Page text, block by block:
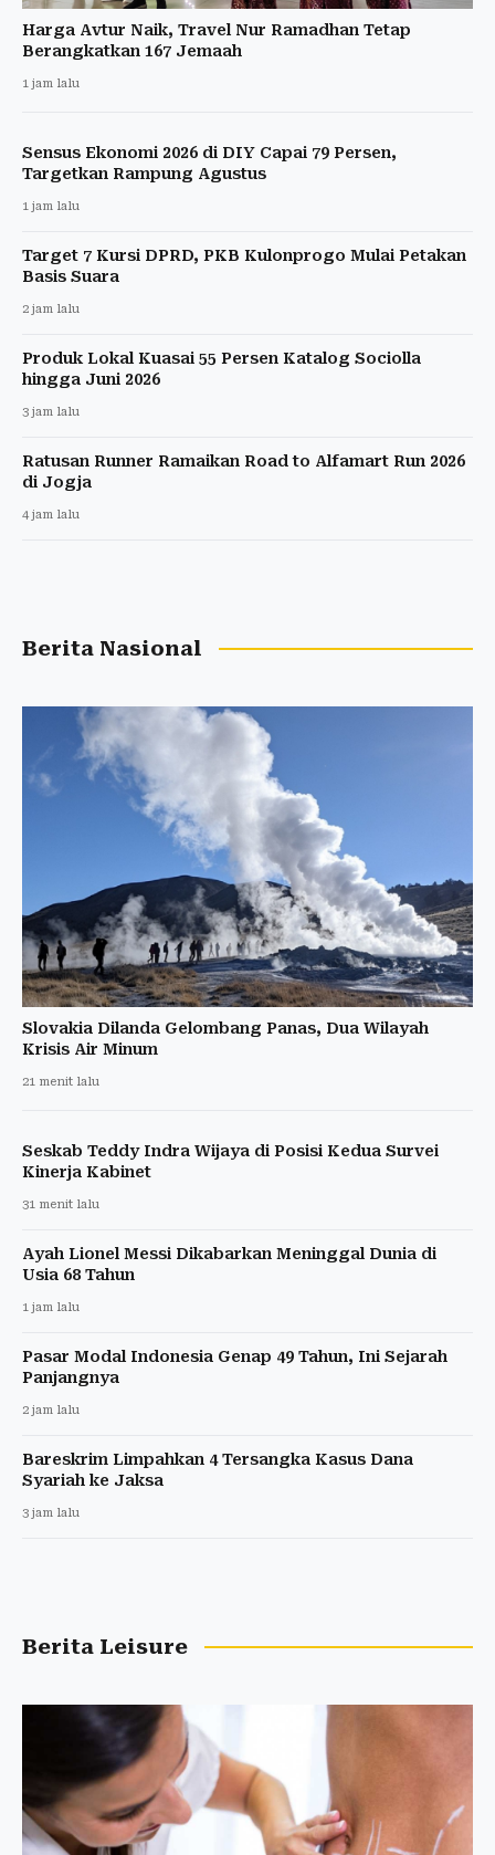
Harga Avtur Naik, Travel Nur Ramadhan Tetap
Berangkatkan 167 Jemaah
1 jam lalu
Sensus Ekonomi 2026 di DIY Capai 79 Persen,
Targetkan Rampung Agustus
1 jam lalu
Target 7 Kursi DPRD, PKB Kulonprogo Mulai Petakan
Basis Suara
2 jam lalu
Produk Lokal Kuasai 55 Persen Katalog Sociolla
hingga Juni 2026
3 jam lalu
Ratusan Runner Ramaikan Road to Alfamart Run 2026
di Jogja
4 jam lalu
Berita Nasional
Slovakia Dilanda Gelombang Panas, Dua Wilayah
Krisis Air Minum
21 menit lalu
Seskab Teddy Indra Wijaya di Posisi Kedua Survei
Kinerja Kabinet
31 menit lalu
Ayah Lionel Messi Dikabarkan Meninggal Dunia di
Usia 68 Tahun
1 jam lalu
Pasar Modal Indonesia Genap 49 Tahun, Ini Sejarah
Panjangnya
2 jam lalu
Bareskrim Limpahkan 4 Tersangka Kasus Dana
Syariah ke Jaksa
3 jam lalu
Berita Leisure